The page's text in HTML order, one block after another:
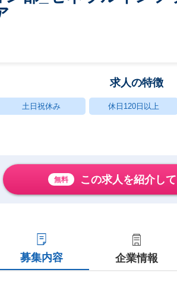
求人の特徴
土日祝休み 休日120日以上
無料 この求人を紹介し
募集内容 企業情報